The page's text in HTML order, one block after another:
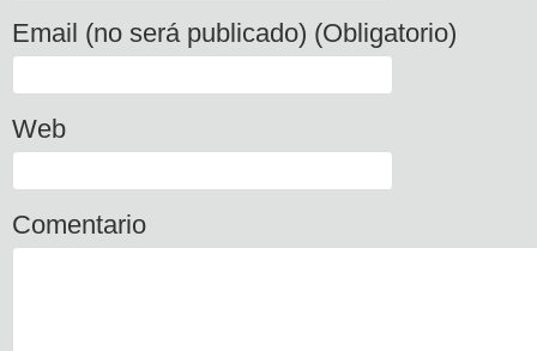
Email (no será publicado) (Obligatorio)
Web
Comentario